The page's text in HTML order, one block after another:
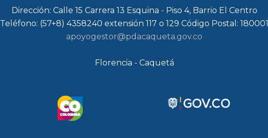
Dirección: Calle 15 Carrera 13 Esquina - Piso 4, Barrio El Centro
Teléfono: (57+8) 4358240 extensión 117 o 129 Código Postal: 180001
apoyogestor@pdacaqueta.gov.co
Florencia - Caquetá